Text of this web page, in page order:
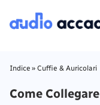
Indice » Cuffie & Auricolari
Come